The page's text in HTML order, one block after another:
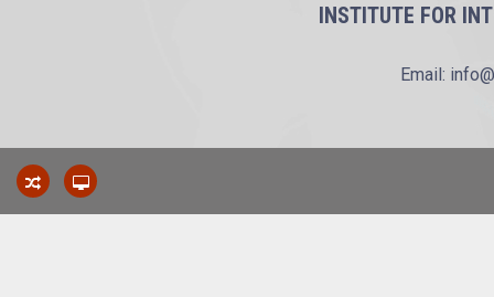
INSTITUTE FOR
Email: